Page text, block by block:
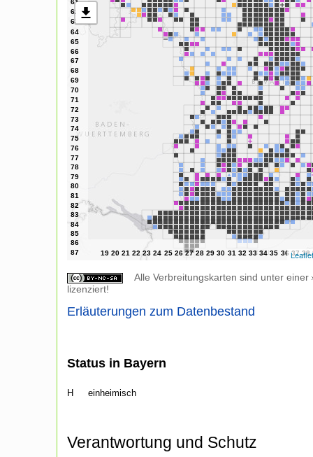
Leaflet
Alle Verbreitungskarten sind unter einer
lizenziert!
Erläuterungen zum Datenbestand
Status in Bayern
H einheimisch
Verantwortung und Schutz